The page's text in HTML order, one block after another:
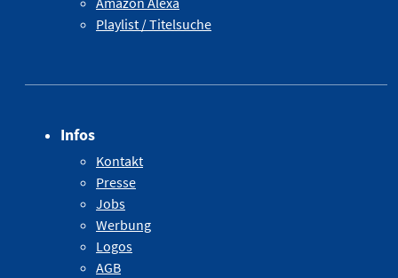
Playlist / Titelsuche
Infos
Kontakt
Presse
Jobs
Werbung
Logos
AGB